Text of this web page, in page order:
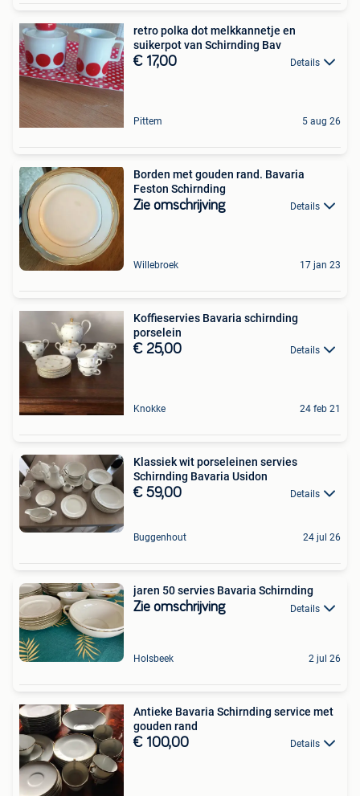
retro polka dot melkkannetje en
suikerpot van Schirnding Bav
€ 17,00 Details
Pittem 5 aug 26
Borden met gouden rand. Bavaria
Feston Schirnding
Zie omschrijving Details
Willebroek 17 jan 23
Koffieservies Bavaria schirnding
porselein
€ 25,00 Details
Knokke 24 feb 21
Klassiek wit porseleinen servies
Schirnding Bavaria Usidon
€ 59,00 Details
Buggenhout 24 jul 26
jaren 50 servies Bavaria Schirnding
Zie omschrijving Details
Holsbeek 2 jul 26
Antieke Bavaria Schirnding service met
gouden rand
€ 100,00 Details